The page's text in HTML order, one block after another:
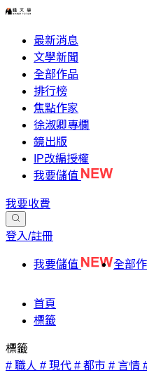
最新消息
文學新聞
全部作品
排行榜
焦點作家
徐淑卿專欄
鏡出版
IP改編授權
我要儲值
我要收費
登入/註冊
我要儲值 全部
首頁
標籤
標籤
# 職人 # 現代 # 都市 # 言情